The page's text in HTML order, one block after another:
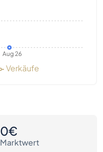
Aug 26
Verkäufe
0€
Marktwert